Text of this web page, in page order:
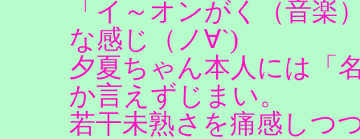
「イ～オンがく（音楽
な感じ（ノ∀`)
夕夏ちゃん本人には「
か言えずじまい。
若干未熟さを痛感しつ